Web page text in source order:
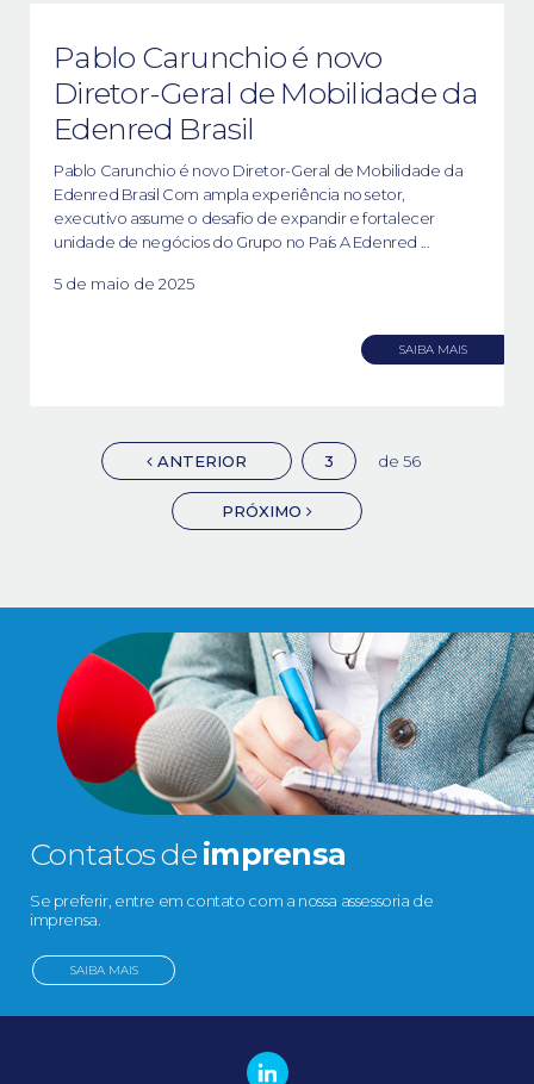
Pablo Carunchio é novo
Diretor-Geral de Mobilidade da
Edenred Brasil
Pablo Carunchio é novo Diretor-Geral de Mobilidade da
Edenred Brasil Com ampla experiência no setor,
executivo assume o desafio de expandir e fortalecer
unidade de negócios do Grupo no País A Edenred ...
5 de maio de 2025
SAIBA MAIS
ANTERIOR 3 56
PRÓXIMO
Contatos de imprensa
Se preferir, entre em contato com a nossa assessoria de
imprensa.
SAIBA MAIS